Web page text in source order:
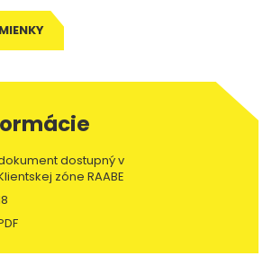
dostupný v
zóne RAABE